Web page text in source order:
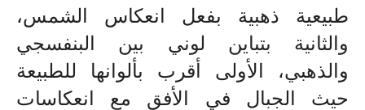
طبيعية ذهبية بفعل انعكاس الشمس،
والثانية بتباين لوني بين البنفسجي
والذهبي، الأولى أقرب بألوانها للطبيعة
حيث الجبال في الأفق مع انعكاسات